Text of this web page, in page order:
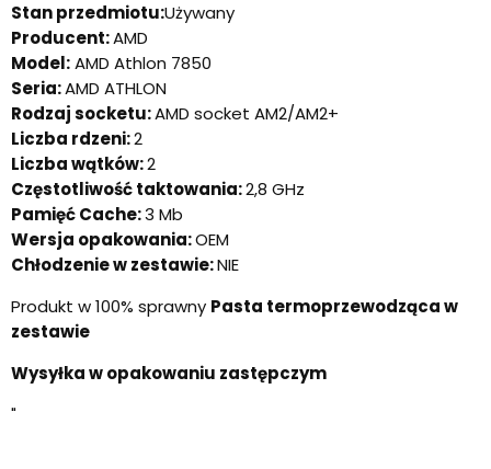
Stan przedmiotu:Używany
Producent:AMD
Model:AMD Athlon 7850
Seria:AMD ATHLON
Rodzaj socketu:AMD socket AM2/AM2+
Liczba rdzeni:2
Liczba wątków:2
Częstotliwość taktowania:2,8 GHz
Pamięć Cache:3 Mb
Wersja opakowania:OEM
Chłodzenie w zestawie:NIE
Produkt w 100% sprawny Pasta termoprzewodząca w
zestawie
Wysyłka w opakowaniu zastępczym
"